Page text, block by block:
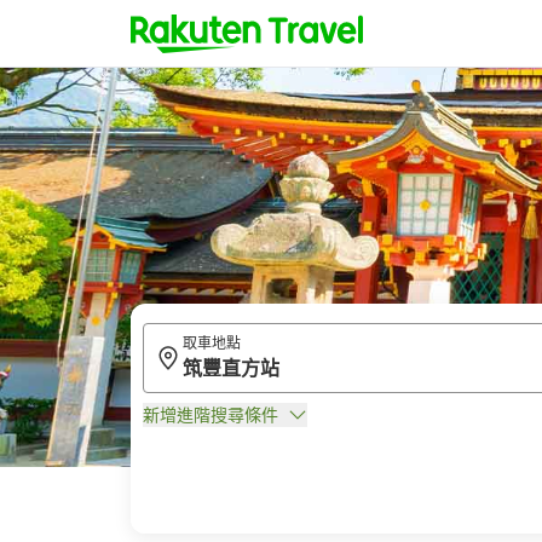
取車地點
新增進階搜尋條件